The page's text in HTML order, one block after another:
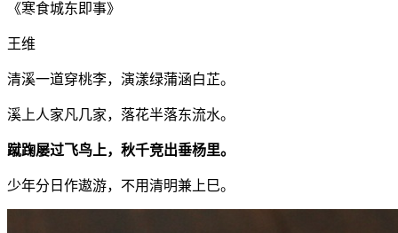
《寒食城东即事》
王维
清溪一道穿桃李，演漾绿蒲涵白芷。
溪上人家凡几家，落花半落东流水。
蹴踘屡过飞鸟上，秋千竞出垂杨里。
少年分日作遨游，不用清明兼上巳。